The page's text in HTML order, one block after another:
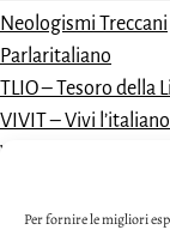
Per fornire le migliori
Neologismi Treccani
Parlaritaliano
TLIO – Tesoro della
VIVIT – Vivi
Vocabolario dantesco
VoDIM –